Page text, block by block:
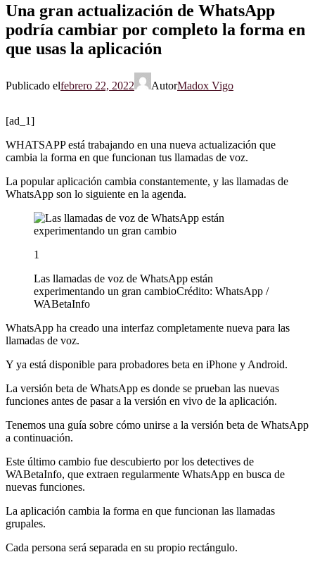
Una gran actualización de WhatsApp
podría cambiar por completo la forma en
que usas la aplicación
Publicado elfebrero 22, 2022 AutorMadox Vigo
[ad_1]
WHATSAPP está trabajando en una nueva actualización que
cambia la forma en que funcionan tus llamadas de voz.
La popular aplicación cambia constantemente, y las llamadas de
WhatsApp son lo siguiente en la agenda.
1
Las llamadas de voz de WhatsApp están
experimentando un gran cambioCrédito: WhatsApp /
WABetaInfo
WhatsApp ha creado una interfaz completamente nueva para las
llamadas de voz.
Y ya está disponible para probadores beta en iPhone y Android.
La versión beta de WhatsApp es donde se prueban las nuevas
funciones antes de pasar a la versión en vivo de la aplicación.
Tenemos una guía sobre cómo unirse a la versión beta de WhatsApp
a continuación.
Este último cambio fue descubierto por los detectives de
WABetaInfo, que extraen regularmente WhatsApp en busca de
nuevas funciones.
La aplicación cambia la forma en que funcionan las llamadas
grupales.
Cada persona será separada en su propio rectángulo.